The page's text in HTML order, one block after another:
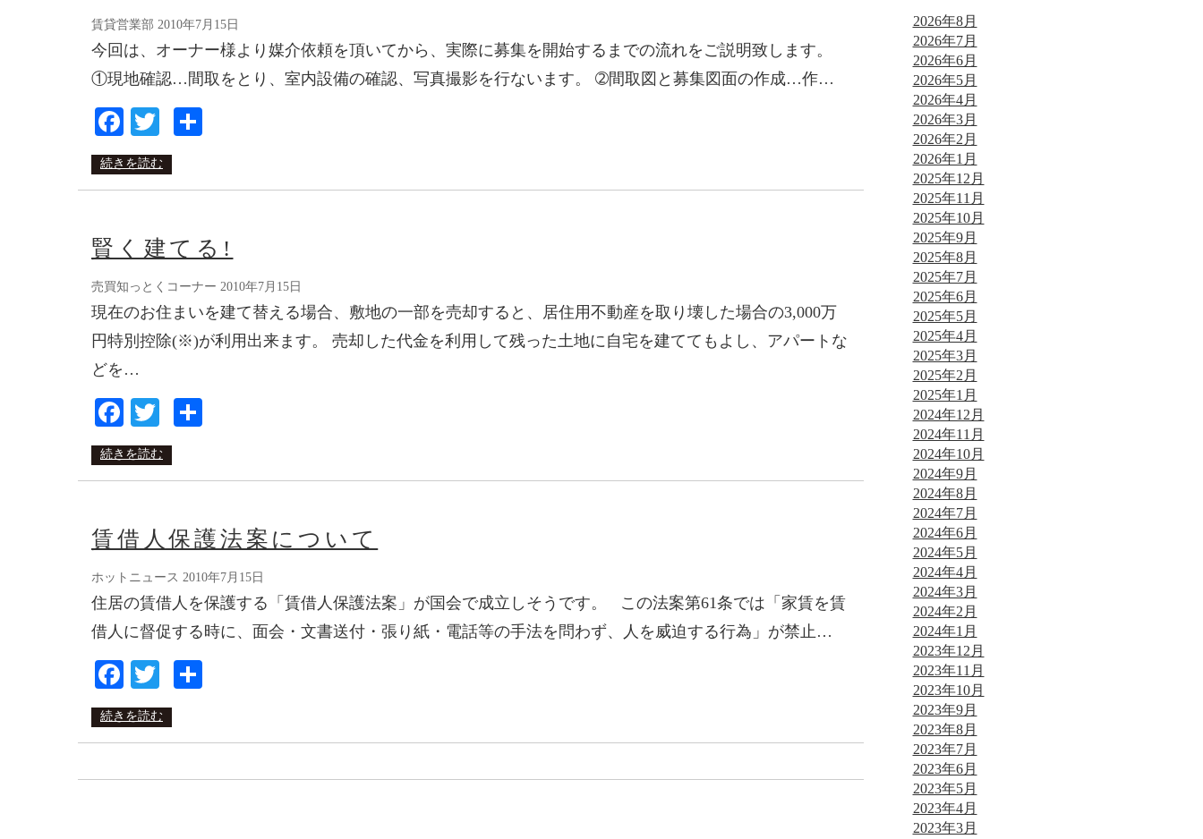
賃貸営業部 2010年7月15日
今回は、オーナー様より媒介依頼を頂いてから、実際に募集を開始するまでの流れをご説明致します。
①現地確認…間取をとり、室内設備の確認、写真撮影を行ないます。 ➁間取図と募集図面の作成…作…
Facebook
Twitter
続きを読む
賢く建てる!
売買知っとくコーナー 2010年7月15日
現在のお住まいを建て替える場合、敷地の一部を売却すると、居住用不動産を取り壊した場合の3,000万
円特別控除(※)が利用出来ます。 売却した代金を利用して残った土地に自宅を建ててもよし、アパートな
どを…
Facebook
Twitter
続きを読む
賃借人保護法案について
ホットニュース 2010年7月15日
住居の賃借人を保護する「賃借人保護法案」が国会で成立しそうです。 この法案第61条では「家賃を賃
借人に督促する時に、面会・文書送付・張り紙・電話等の手法を問わず、人を威迫する行為」が禁止…
Facebook
Twitter
続きを読む
2026年8月
2026年7月
2026年6月
2026年5月
2026年4月
2026年3月
2026年2月
2026年1月
2025年12月
2025年11月
2025年10月
2025年9月
2025年8月
2025年7月
2025年6月
2025年5月
2025年4月
2025年3月
2025年2月
2025年1月
2024年12月
2024年11月
2024年10月
2024年9月
2024年8月
2024年7月
2024年6月
2024年5月
2024年4月
2024年3月
2024年2月
2024年1月
2023年12月
2023年11月
2023年10月
2023年9月
2023年8月
2023年7月
2023年6月
2023年5月
2023年4月
2023年3月